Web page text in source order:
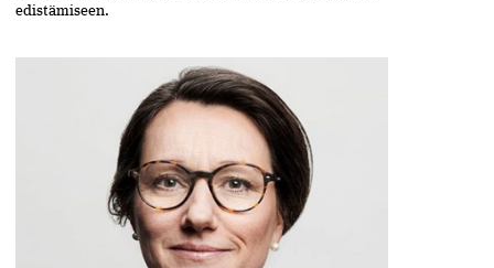
edistämiseen.